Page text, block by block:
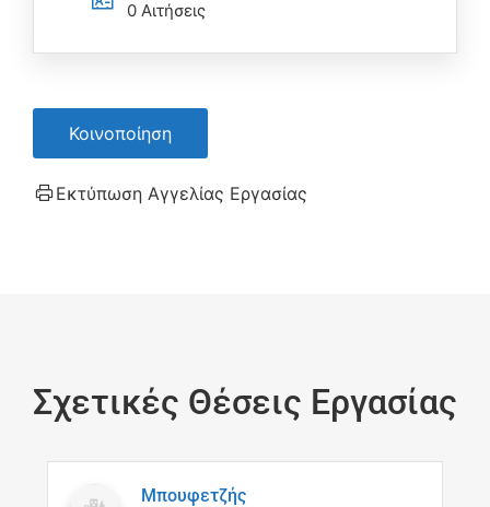
0 Αιτήσεις
Κοινοποίηση
Εκτύπωση Αγγελίας Εργασίας
Σχετικές Θέσεις Εργασίας
Μπουφετζής